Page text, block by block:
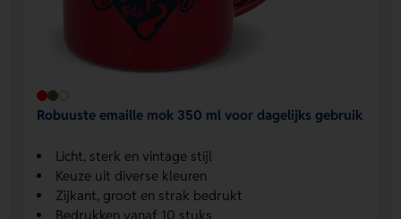
Robuuste emaille mok 350 ml voor dagelijks gebruik
Licht, sterk en vintage stijl
Keuze uit diverse kleuren
Zijkant, groot en strak bedrukt
Bedrukken vanaf 10 stuks